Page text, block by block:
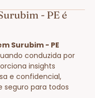
- PE é
Surubim - PE
conduzida por
insights
e confidencial,
seguro para todos